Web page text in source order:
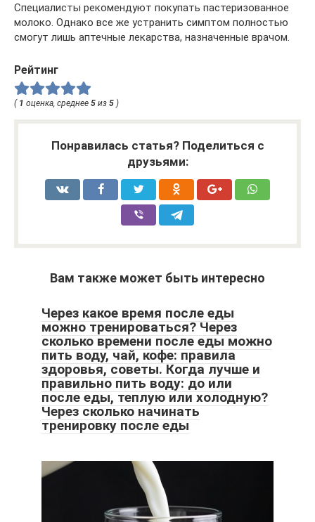
Специалисты рекомендуют покупать пастеризованное
молоко. Однако все же устранить симптом полностью
смогут лишь аптечные лекарства, назначенные врачом.
Рейтинг
( 1 оценка, среднее 5 из 5 )
Понравилась статья? Поделиться с
друзьями:
Вам также может быть интересно
Через какое время после еды
можно тренироваться? Через
сколько времени после еды можно
пить воду, чай, кофе: правила
здоровья, советы. Когда лучше и
правильно пить воду: до или
после еды, теплую или холодную?
Через сколько начинать
тренировку после еды